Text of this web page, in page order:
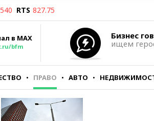
RTS 827.75
в MAX
bfm
Бизнес
ищем
ПРАВО АВТО